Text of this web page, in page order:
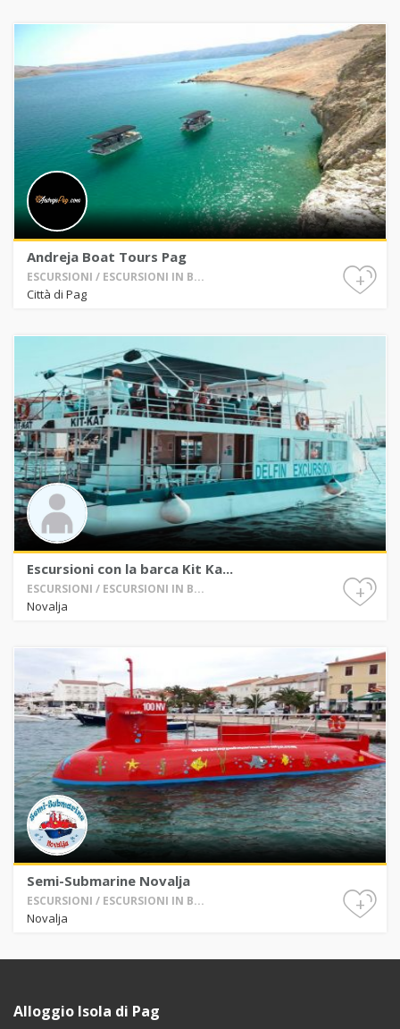
Andreja Boat Tours Pag
ESCURSIONI / ESCURSIONI IN B...
Città di Pag
+
Escursioni con la barca Kit Ka...
ESCURSIONI / ESCURSIONI IN B...
Novalja
+
Semi-Submarine Novalja
ESCURSIONI / ESCURSIONI IN B...
Novalja
+
Alloggio Isola di Pag